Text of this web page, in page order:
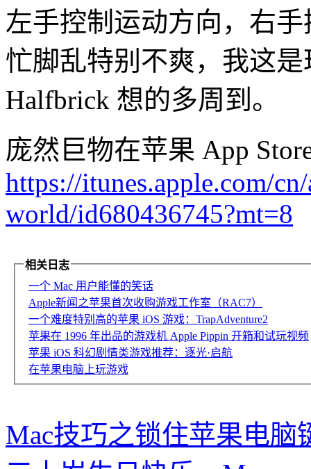
左手控制运动方向，右
忙脚乱特别不爽，我这
Halfbrick 想的多周到。
庞然巨物在苹果 App
https://itunes.apple.com/
world/id680436745?mt=8
相关日志
一个 Mac 用户能懂的笑话
Apple新闻之苹果首次收购游戏工作室（RAC7）
一个难度特别高的苹果 iOS 游戏：TrapAdventure2
苹果在 1996 年出品的游戏机 Apple Pippin 开箱和试玩视频
苹果 iOS 科幻剧情类游戏推荐：逐光·启航
在苹果电脑上玩游戏
Mac技巧之锁住苹果电